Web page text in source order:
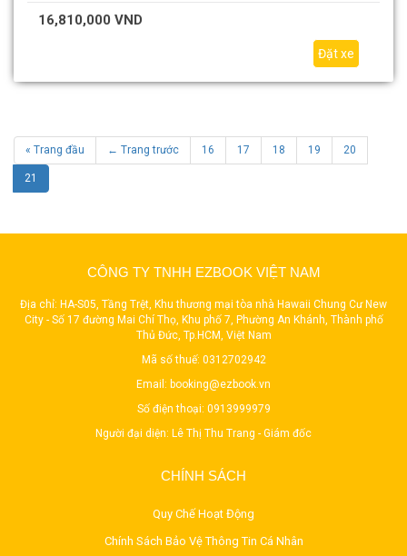
16,810,000 VND
Đặt xe
« Trang đầu ← Trang trước 16 17 18 19 20
21
CÔNG TY TNHH EZBOOK VIỆT NAM
Địa chỉ: HA-S05, Tầng Trệt, Khu thương mại tòa nhà Hawaii Chung Cư New
City - Số 17 đường Mai Chí Thọ, Khu phố 7, Phường An Khánh, Thành phố
Thủ Đức, Tp.HCM, Việt Nam
Mã số thuế: 0312702942
Email: booking@ezbook.vn
Số điện thoại: 0913999979
Người đại diện: Lê Thị Thu Trang - Giám đốc
CHÍNH SÁCH
Quy Chế Hoạt Động
Chính Sách Bảo Vệ Thông Tin Cá Nhân